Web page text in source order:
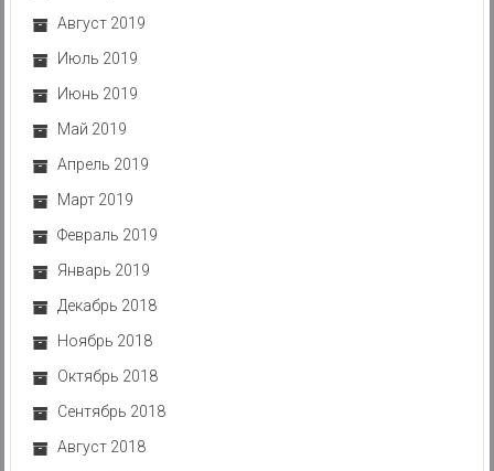
Август 2019
Июль 2019
Июнь 2019
Май 2019
Апрель 2019
Март 2019
Февраль 2019
Январь 2019
Декабрь 2018
Ноябрь 2018
Октябрь 2018
Сентябрь 2018
Август 2018